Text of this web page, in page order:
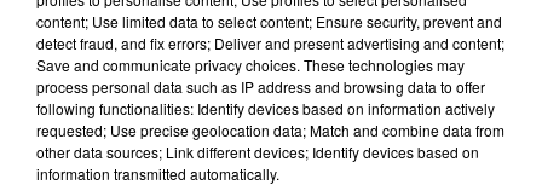
content; Use limited data to select content; Ensure security, prevent and
detect fraud, and fix errors; Deliver and present advertising and content;
Save and communicate privacy choices. These technologies may
process personal data such as IP address and browsing data to offer
following functionalities: Identify devices based on information actively
requested; Use precise geolocation data; Match and combine data from
other data sources; Link different devices; Identify devices based on
information transmitted automatically.